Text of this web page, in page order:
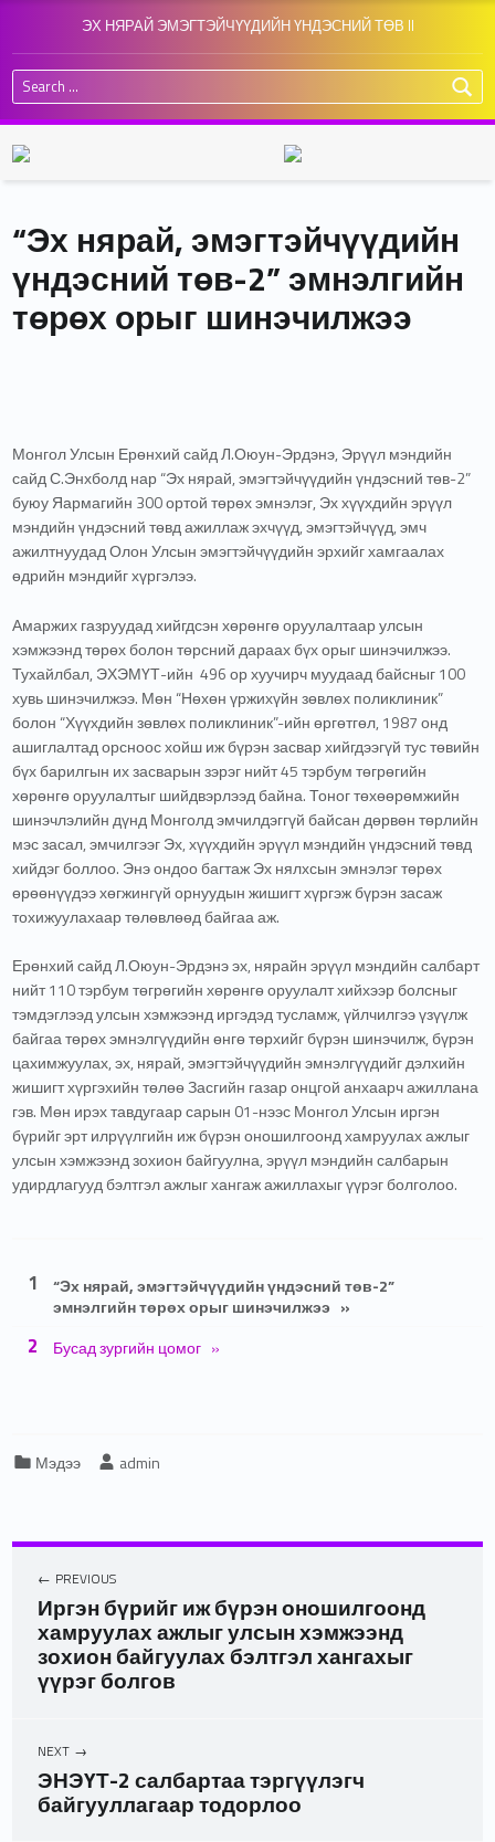
ЭХ НЯРАЙ ЭМЭГТЭЙЧҮҮДИЙН ҮНДЭСНИЙ ТӨВ II
Search for:
“Эх нярай, эмэгтэйчүүдийн
үндэсний төв-2” эмнэлгийн
төрөх орыг шинэчилжээ
Монгол Улсын Ерөнхий сайд Л.Оюун-Эрдэнэ, Эрүүл мэндийн
сайд С.Энхболд нар “Эх нярай, эмэгтэйчүүдийн үндэсний төв-2”
буюу Яармагийн 300 ортой төрөх эмнэлэг, Эх хүүхдийн эрүүл
мэндийн үндэсний төвд ажиллаж эхчүүд, эмэгтэйчүүд, эмч
ажилтнуудад Олон Улсын эмэгтэйчүүдийн эрхийг хамгаалах
өдрийн мэндийг хүргэлээ.
Амаржих газруудад хийгдсэн хөрөнгө оруулалтаар улсын
хэмжээнд төрөх болон төрсний дараах бүх орыг шинэчилжээ.
Тухайлбал, ЭХЭМҮТ-ийн 496 ор хуучирч муудаад байсныг 100
хувь шинэчилжээ. Мөн “Нөхөн үржихүйн зөвлөх поликлиник”
болон “Хүүхдийн зөвлөх поликлиник”-ийн өргөтгөл, 1987 онд
ашиглалтад орсноос хойш иж бүрэн засвар хийгдээгүй тус төвийн
бүх барилгын их засварын зэрэг нийт 45 тэрбум төгрөгийн
хөрөнгө оруулалтыг шийдвэрлээд байна. Тоног төхөөрөмжийн
шинэчлэлийн дүнд Монголд эмчилдэггүй байсан дөрвөн төрлийн
мэс засал, эмчилгээг Эх, хүүхдийн эрүүл мэндийн үндэсний төвд
хийдэг боллоо. Энэ ондоо багтаж Эх нялхсын эмнэлэг төрөх
өрөөнүүдээ хөгжингүй орнуудын жишигт хүргэж бүрэн засаж
тохижуулахаар төлөвлөөд байгаа аж.
Ерөнхий сайд Л.Оюун-Эрдэнэ эх, нярайн эрүүл мэндийн салбарт
нийт 110 тэрбум төгрөгийн хөрөнгө оруулалт хийхээр болсныг
тэмдэглээд улсын хэмжээнд иргэдэд тусламж, үйлчилгээ үзүүлж
байгаа төрөх эмнэлгүүдийн өнгө төрхийг бүрэн шинэчилж, бүрэн
цахимжуулах, эх, нярай, эмэгтэйчүүдийн эмнэлгүүдийг дэлхийн
жишигт хүргэхийн төлөө Засгийн газар онцгой анхаарч ажиллана
гэв. Мөн ирэх тавдугаар сарын 01-нээс Монгол Улсын иргэн
бүрийг эрт илрүүлгийн иж бүрэн оношилгоонд хамруулах ажлыг
улсын хэмжээнд зохион байгуулна, эрүүл мэндийн салбарын
удирдлагууд бэлтгэл ажлыг хангаж ажиллахыг үүрэг болголоо.
"“Эх нярай, эмэгтэйчүүдийн үндэсний төв-2” эмнэлгийн төрөх орыг шинэчилжээ" table of contents
“Эх нярай, эмэгтэйчүүдийн үндэсний төв-2”
эмнэлгийн төрөх орыг шинэчилжээ
Бусад зургийн цомог
Categorized in:
Мэдээ Written by:
admin
PREVIOUS
Иргэн бүрийг иж бүрэн оношилгоонд
хамруулах ажлыг улсын хэмжээнд
зохион байгуулах бэлтгэл хангахыг
үүрэг болгов
NEXT
ЭНЭҮТ-2 салбартаа тэргүүлэгч
байгууллагаар тодорлоо